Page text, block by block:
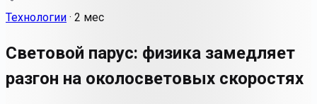
Технологии · 2 мес
Световой парус: физика замедляет
разгон на околосветовых скоростях